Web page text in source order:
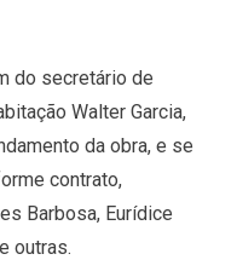
do secretário de
Walter Garcia,
da obra, e se
contrato,
Barbosa, Eurídice
outras.